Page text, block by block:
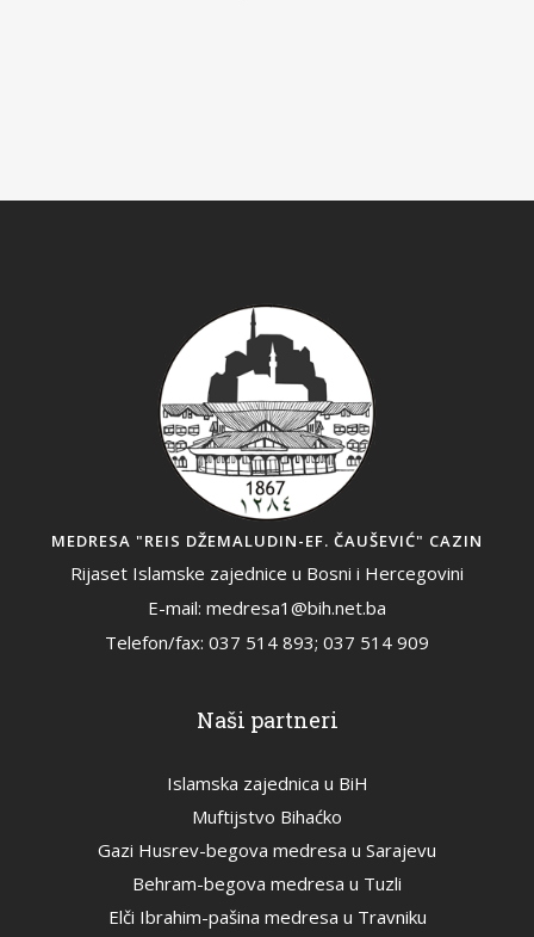
MEDRESA "REIS DŽEMALUDIN-EF. ČAUŠEVIĆ" CAZIN
Rijaset Islamske zajednice u Bosni i Hercegovini
E-mail: medresa1@bih.net.ba
Telefon/fax: 037 514 893; 037 514 909
Naši partneri
Islamska zajednica u BiH
Muftijstvo Bihaćko
Gazi Husrev-begova medresa u Sarajevu
Behram-begova medresa u Tuzli
Elči Ibrahim-pašina medresa u Travniku